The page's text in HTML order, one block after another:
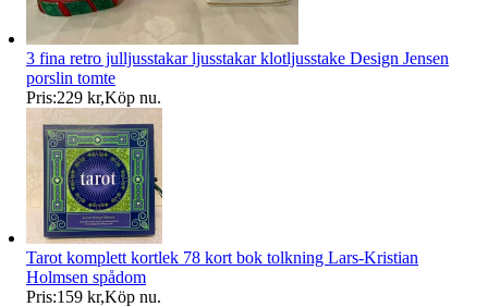
3 fina retro julljusstakar ljusstakar klotljusstake Design Jensen
porslin tomte
Pris:229 kr,Köp nu.
Tarot komplett kortlek 78 kort bok tolkning Lars-Kristian
Holmsen spådom
Pris:159 kr,Köp nu.